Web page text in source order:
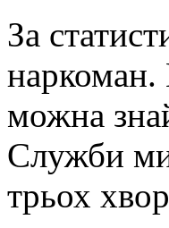
За
наркоман.
можна
Служби ми
трьох